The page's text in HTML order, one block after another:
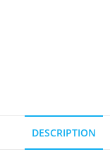
DESCRIPTION